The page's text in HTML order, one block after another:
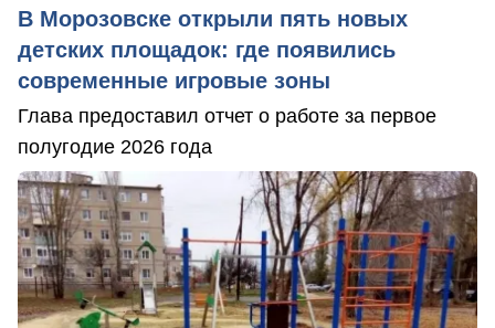
В Морозовске открыли пять новых
детских площадок: где появились
современные игровые зоны
Глава предоставил отчет о работе за первое
полугодие 2026 года